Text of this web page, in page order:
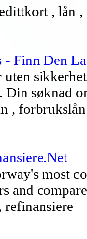
, lån
- Finn Den
Din søknad
,
most
and
refinansiere